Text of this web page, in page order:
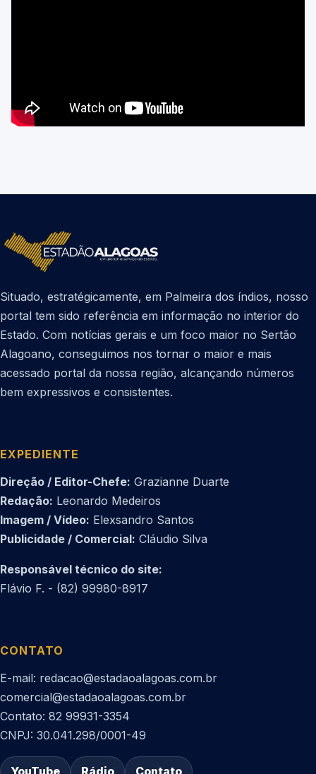
Situado, estratégicamente, em Palmeira dos índios, nosso
portal tem sido referência em informação no interior do
Estado. Com notícias gerais e um foco maior no Sertão
Alagoano, conseguimos nos tornar o maior e mais
acessado portal da nossa região, alcançando números
bem expressivos e consistentes.
EXPEDIENTE
Direção / Editor-Chefe: Grazianne Duarte
Redação: Leonardo Medeiros
Imagem / Vídeo: Elexsandro Santos
Publicidade / Comercial: Cláudio Silva
Responsável técnico do site:
Flávio F. - (82) 99980-8917
CONTATO
E-mail: redacao@estadaoalagoas.com.br
comercial@estadaoalagoas.com.br
Contato: 82 99931-3354
CNPJ: 30.041.298/0001-49